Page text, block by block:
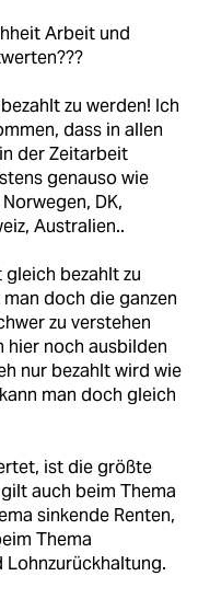
Arbeit und
zu werden! Ich
dass in allen
der Zeitarbeit
genauso wie
DK,
Australien..
bezahlt zu
doch die ganzen
zu verstehen
hier noch ausbilden
nur bezahlt wird wie
man doch gleich
ist die größte
auch beim Thema
sinkende Renten,
Thema